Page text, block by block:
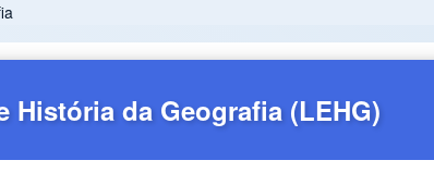
História da Geografia (LEHG)